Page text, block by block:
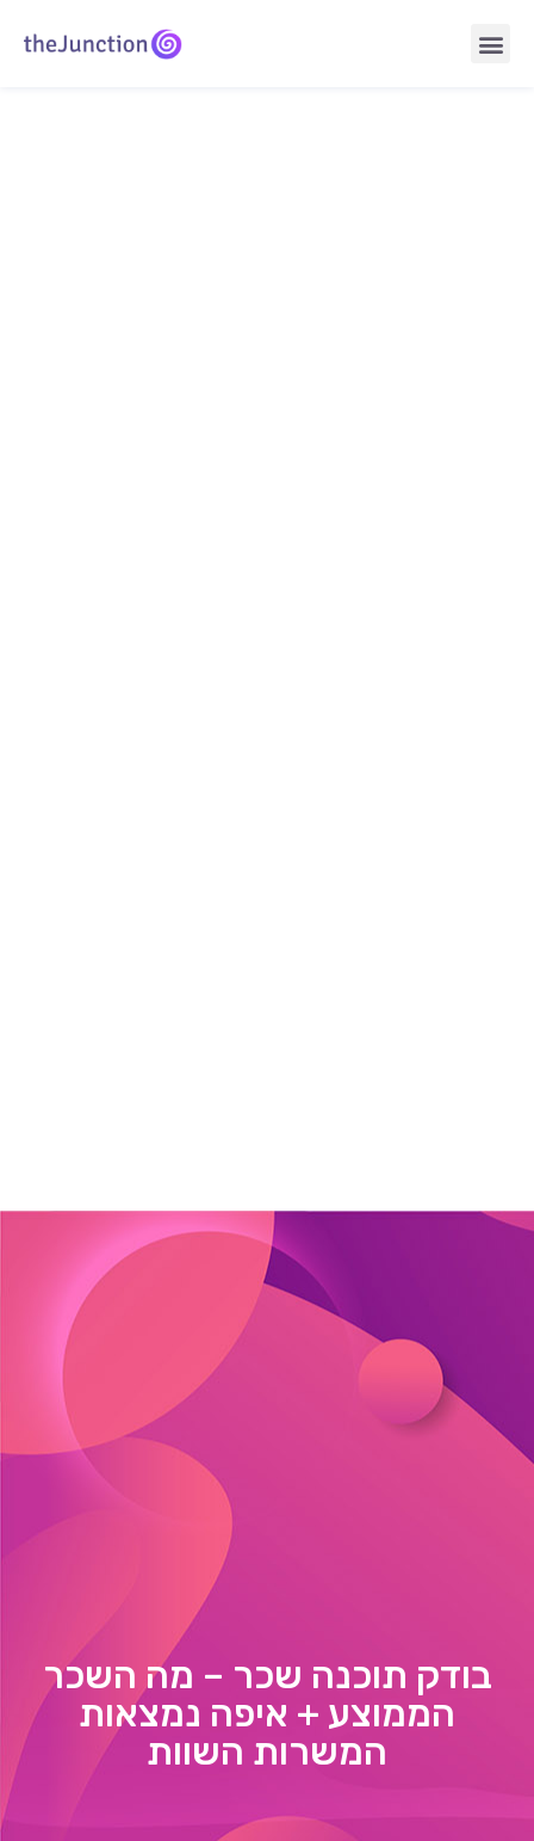
בודק תוכנה שכר – מה השכר
הממוצע + איפה נמצאות
המשרות השוות